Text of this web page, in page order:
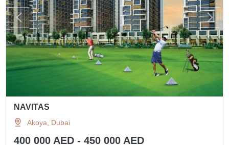
NAVITAS
Akoya, Dubai
400 000 AED - 450 000 AED